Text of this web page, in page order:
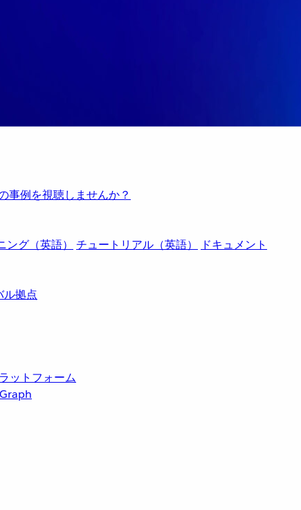
事例を視聴しませんか？
ング（英語） チュートリアル（英語）
ドキュメント
ル拠点
ットフォーム